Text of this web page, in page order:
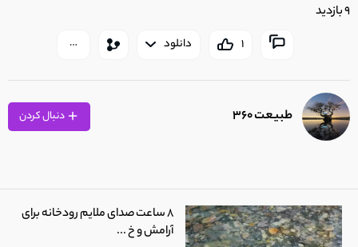
9 بازدید
1 دانلود
طبیعت 360
8 ساعت صدای ملایم رودخانه برای
آرامش و خ ...